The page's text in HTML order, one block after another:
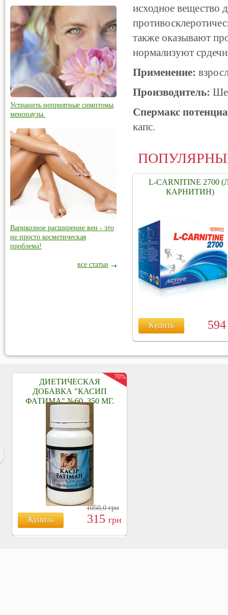
исходное вещество
также оказывают
нормализуют
Применение:
Производитель:
Спермакс
капс.
L-CARNITINE 2700
КАРНИТИН)
Купить
Устранить неприятные симптомы
менопаузы.
Варикозное расширение вен - это
не просто косметическая
проблема!
все статьи
ДИЕТИЧЕСКАЯ
ДОБАВКА "КАСИП
ФАТИМА" №60, 350 МГ.
Купить
1050,0грн
315 грн
70%